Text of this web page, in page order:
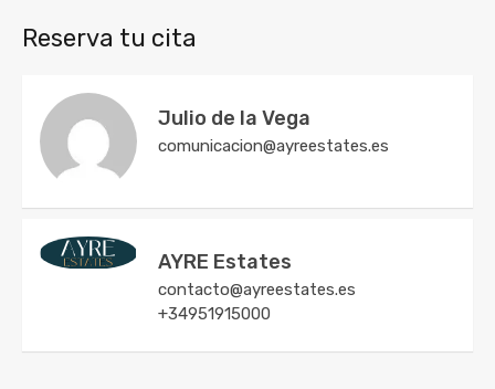
Reserva tu cita
Julio de la Vega
comunicacion@ayreestates.es
AYRE Estates
contacto@ayreestates.es
+34951915000